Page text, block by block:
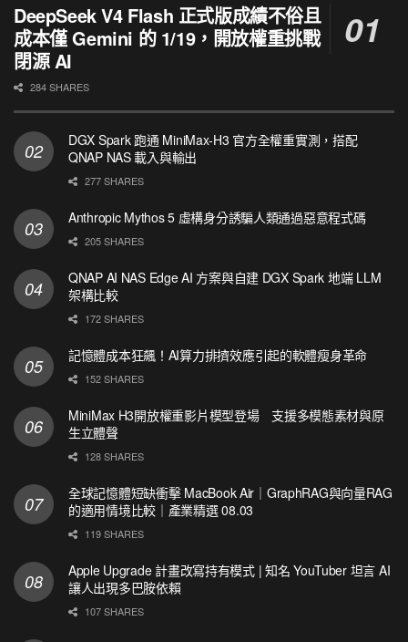
DeepSeek V4 Flash 正式版成績不俗且
成本僅 Gemini 的 1/19，開放權重挑戰
閉源 AI
284 SHARES
DGX Spark 跑通 MiniMax-H3 官方全權重實測，搭配
QNAP NAS 載入與輸出
277 SHARES
Anthropic Mythos 5 虛構身分誘騙人類通過惡意程式碼
205 SHARES
QNAP AI NAS Edge AI 方案與自建 DGX Spark 地端 LLM
架構比較
172 SHARES
記憶體成本狂飆！AI算力排擠效應引起的軟體瘦身革命
152 SHARES
MiniMax H3開放權重影片模型登場 支援多模態素材與原
生立體聲
128 SHARES
全球記憶體短缺衝擊 MacBook Air｜GraphRAG與向量RAG
的適用情境比較｜產業精選 08.03
119 SHARES
Apple Upgrade 計畫改寫持有模式 | 知名 YouTuber 坦言 AI
讓人出現多巴胺依賴
107 SHARES